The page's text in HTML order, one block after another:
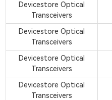
Devicestore Optical
Transceivers
Devicestore Optical
Transceivers
Devicestore Optical
Transceivers
Devicestore Optical
Transceivers